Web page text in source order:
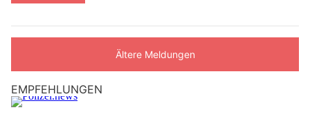
Ältere Meldungen
EMPFEHLUNGEN